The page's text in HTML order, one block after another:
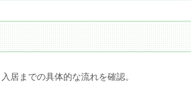
居までの具体的な流れを確認。